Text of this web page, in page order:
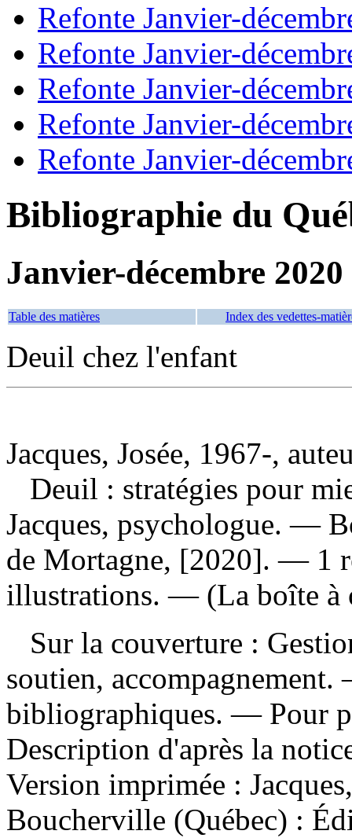
Refonte Janvier-
Refonte Janvier-
Refonte Janvier-
Refonte Janvier-
Refonte Janvier-
Bibliographie du
Janvier-décembre 2020
Table des matières Index des vedettes-
Deuil chez l'enfant
Jacques, Josée, 1967-,
Deuil : stratégies pour
Jacques, psychologue. —
de Mortagne, [2020]. — 1
illustrations. — (La boîte à
Sur la couverture :
soutien,
bibliographiques. — Pour
Description d'après la
Version imprimée :
Boucherville (Québec) :